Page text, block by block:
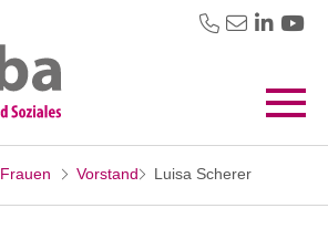
Frauen Vorstand Luisa Scherer